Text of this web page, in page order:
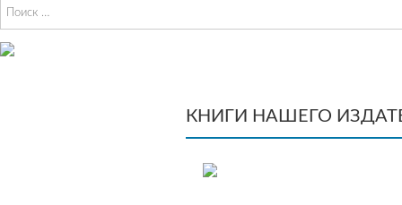
КНИГИ НАШЕГО